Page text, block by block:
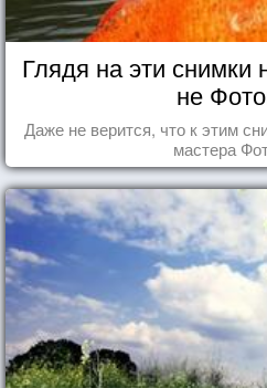
Глядя на эти снимки
не
Даже не верится, что к этим
мастера